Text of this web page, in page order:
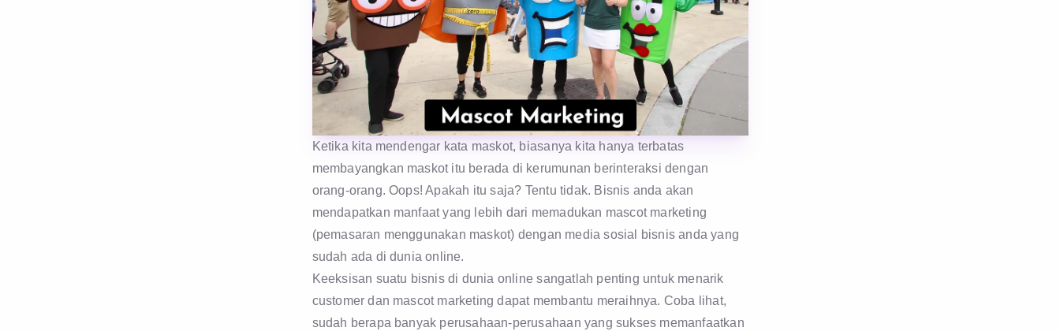
Ketika kita mendengar kata maskot, biasanya kita hanya terbatas
membayangkan maskot itu berada di kerumunan berinteraksi dengan
orang-orang. Oops! Apakah itu saja? Tentu tidak. Bisnis anda akan
mendapatkan manfaat yang lebih dari memadukan mascot marketing
(pemasaran menggunakan maskot) dengan media sosial bisnis anda yang
sudah ada di dunia online.
Keeksisan suatu bisnis di dunia online sangatlah penting untuk menarik
customer dan mascot marketing dapat membantu meraihnya. Coba lihat,
sudah berapa banyak perusahaan-perusahaan yang sukses memanfaatkan